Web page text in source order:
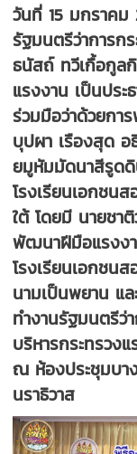
วันที่ 15 มกราค
รัฐมนตรีว่าการก
ธนัสถ์ ทวีเกื้อกูล
แรงงาน เป็นปร
ร่วมมือว่าด้วยกา
บุปผา เรืองสุด
ยมูหัมมัดนาสีรูดดิ
โรงเรียนเอกชน
ใต้ โดยมี นายช
พัฒนาฝีมือแรงง
โรงเรียนเอกชน
นามเป็นพยาน แ
ทำงานรัฐมนตรีว่
บริหารกระทรวง
ณ ห้องประชุมบา
นราธิวาส